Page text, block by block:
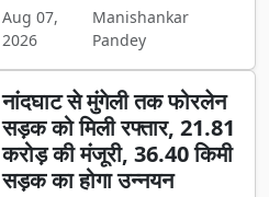
Aug 07,
2026
Manishankar
Pandey
नांदघाट से मुंगेली तक फोरलेन
सड़क को मिली रफ्तार, 21.81
करोड़ की मंजूरी, 36.40 किमी
सड़क का होगा उन्नयन